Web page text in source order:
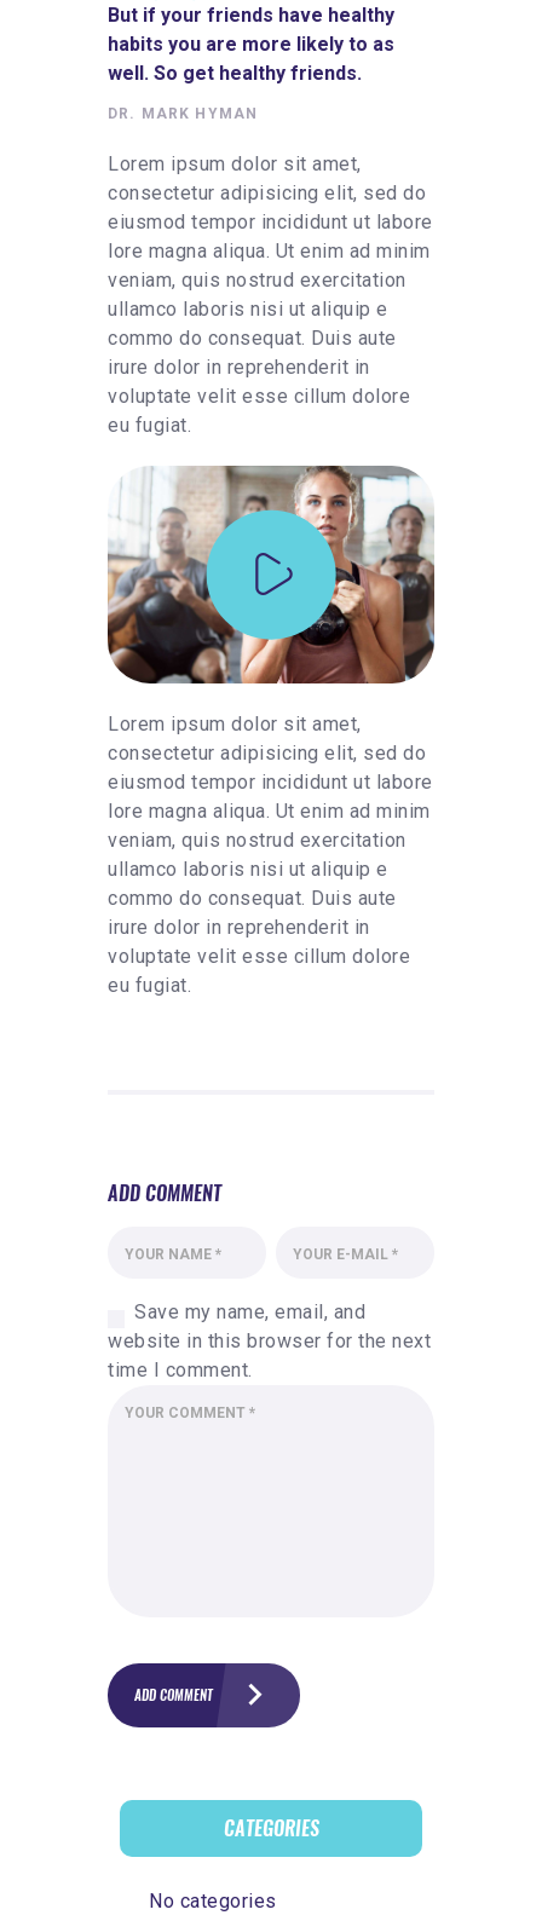
But if your friends have healthy
habits you are more likely to as
well. So get healthy friends.
DR. MARK HYMAN
Lorem ipsum dolor sit amet,
consectetur adipisicing elit, sed do
eiusmod tempor incididunt ut labore
lore magna aliqua. Ut enim ad minim
veniam, quis nostrud exercitation
ullamco laboris nisi ut aliquip e
commo do consequat. Duis aute
irure dolor in reprehenderit in
voluptate velit esse cillum dolore
eu fugiat.
Lorem ipsum dolor sit amet,
consectetur adipisicing elit, sed do
eiusmod tempor incididunt ut labore
lore magna aliqua. Ut enim ad minim
veniam, quis nostrud exercitation
ullamco laboris nisi ut aliquip e
commo do consequat. Duis aute
irure dolor in reprehenderit in
voluptate velit esse cillum dolore
eu fugiat.
ADD COMMENT
Save my name, email, and
website in this browser for the next
time I comment.
CATEGORIES
No categories